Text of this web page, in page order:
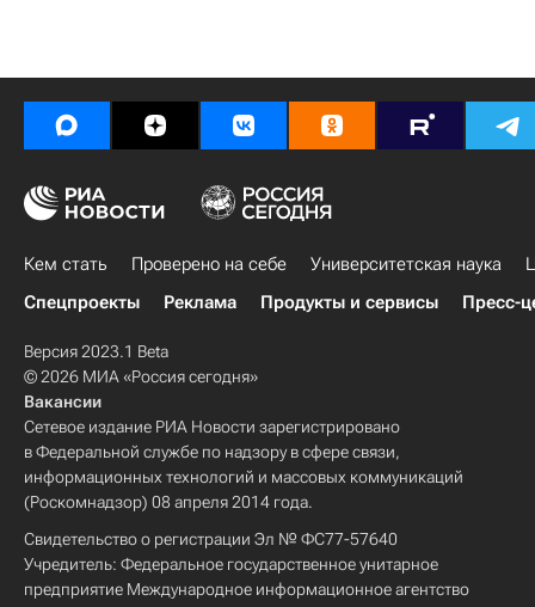
Кем стать Проверено на себе Университетская наука
Спецпроекты
Реклама Продукты и сервисы Пресс-
Версия 2023.1 Beta
© 2026 МИА «Россия сегодня»
Вакансии
Сетевое издание РИА Новости зарегистрировано
в Федеральной службе по надзору в сфере связи,
информационных технологий и массовых коммуникаций
(Роскомнадзор) 08 апреля 2014 года.
Свидетельство о регистрации Эл № ФС77-57640
Учредитель: Федеральное государственное унитарное
предприятие Международное информационное агентство